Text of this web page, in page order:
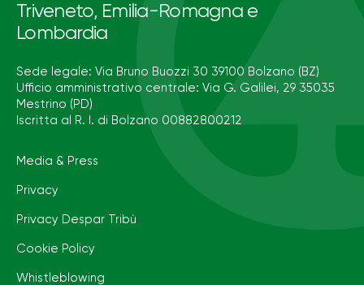
Triveneto, Emilia-Romagna e
Lombardia
Sede legale: Via Bruno Buozzi 30 39100 Bolzano (BZ)
Ufficio amministrativo centrale: Via G. Galilei, 29 35035
Mestrino (PD)
Iscritta al R. I. di Bolzano 00882800212
Media & Press
Privacy
Privacy Despar Tribù
Cookie Policy
Whistleblowing